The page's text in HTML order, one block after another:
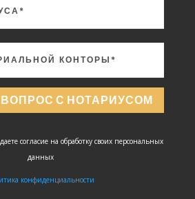
С НОТАРИУСОМ
согласие на обработку своих персональных
данных
конфиденциальности